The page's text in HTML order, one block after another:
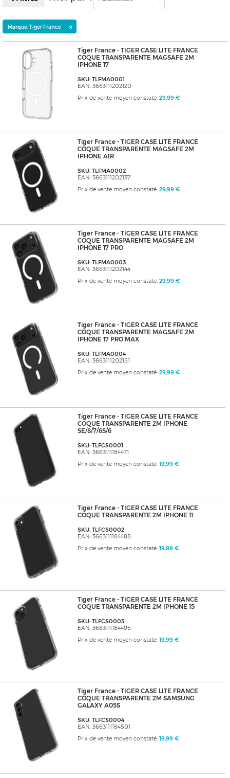
Marque: Tiger France ×
Tiger France - TIGER CASE LITE FRANCE
COQUE TRANSPARENTE MAGSAFE 2M
IPHONE 17
SKU: TLFMA0001
EAN: 3663111202120
Prix de vente moyen constaté: 29,99 €
Tiger France - TIGER CASE LITE FRANCE
COQUE TRANSPARENTE MAGSAFE 2M
IPHONE AIR
SKU: TLFMA0002
EAN: 3663111202137
Prix de vente moyen constaté: 29,99 €
Tiger France - TIGER CASE LITE FRANCE
COQUE TRANSPARENTE MAGSAFE 2M
IPHONE 17 PRO
SKU: TLFMA0003
EAN: 3663111202144
Prix de vente moyen constaté: 29,99 €
Tiger France - TIGER CASE LITE FRANCE
COQUE TRANSPARENTE MAGSAFE 2M
IPHONE 17 PRO MAX
SKU: TLFMA0004
EAN: 3663111202151
Prix de vente moyen constaté: 29,99 €
Tiger France - TIGER CASE LITE FRANCE
COQUE TRANSPARENTE 2M IPHONE
SE/8/7/6S/6
SKU: TLFCS0001
EAN: 3663111184471
Prix de vente moyen constaté: 19,99 €
Tiger France - TIGER CASE LITE FRANCE
COQUE TRANSPARENTE 2M IPHONE 11
SKU: TLFCS0002
EAN: 3663111184488
Prix de vente moyen constaté: 19,99 €
Tiger France - TIGER CASE LITE FRANCE
COQUE TRANSPARENTE 2M IPHONE 15
SKU: TLFCS0003
EAN: 3663111184495
Prix de vente moyen constaté: 19,99 €
Tiger France - TIGER CASE LITE FRANCE
COQUE TRANSPARENTE 2M SAMSUNG
GALAXY A05S
SKU: TLFCS0004
EAN: 3663111184501
Prix de vente moyen constaté: 19,99 €